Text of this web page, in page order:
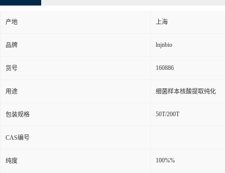
产地 上海
品牌 lnjnbio
货号 160886
用途 细菌样本核酸提取纯化
包装规格 50T/200T
CAS编号
纯度 100%%